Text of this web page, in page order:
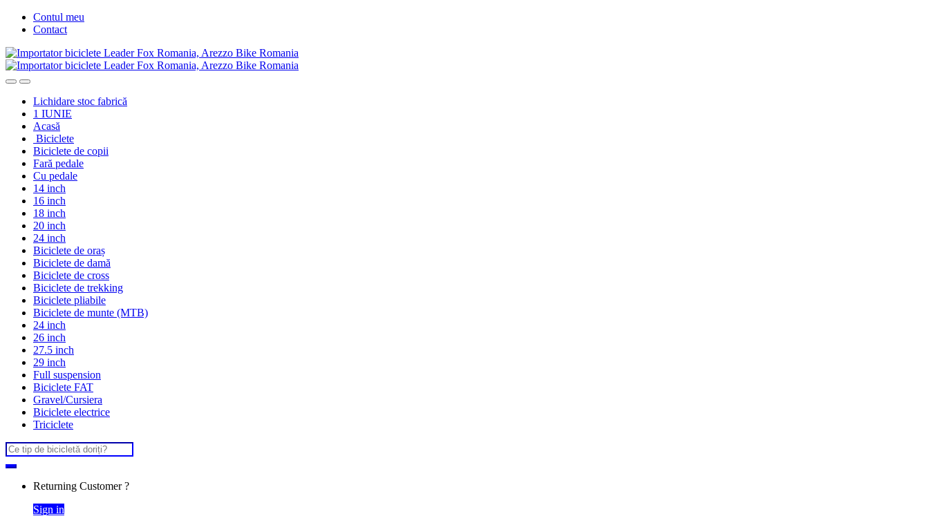
Skip
Skip
Contul meu
Contact
Lichidare stoc fabrică
1 IUNIE
Acasă
Biciclete
Biciclete de copii
Fară pedale
Cu pedale
14 inch
16 inch
18 inch
20 inch
24 inch
Biciclete de oraș
Biciclete de damă
Biciclete de cross
Biciclete de trekking
Biciclete pliabile
Biciclete de munte (MTB)
24 inch
26 inch
27.5 inch
29 inch
Full suspension
Biciclete FAT
Gravel/Cursiera
Biciclete electrice
Triciclete
Search
for:
Returning Customer ?
Sign in